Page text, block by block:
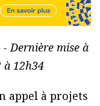
Dernière mise à
à 12h34
appel à projets